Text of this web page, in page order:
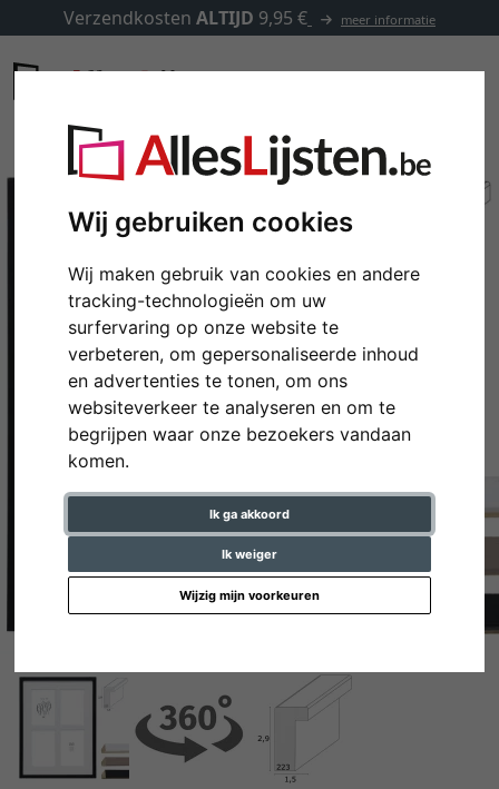
Wij gebruiken cookies
Wij maken gebruik van cookies en andere
tracking-technologieën om uw
surfervaring op onze website te
verbeteren, om gepersonaliseerde inhoud
en advertenties te tonen, om ons
websiteverkeer te analyseren en om te
begrijpen waar onze bezoekers vandaan
komen.
Ik ga akkoord
Ik weiger
Wijzig mijn voorkeuren
Verzendkosten ALTIJD 9,95 € meer informatie
Terug